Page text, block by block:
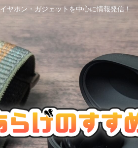
イヤホン・ガジェットを中心に情報発信！